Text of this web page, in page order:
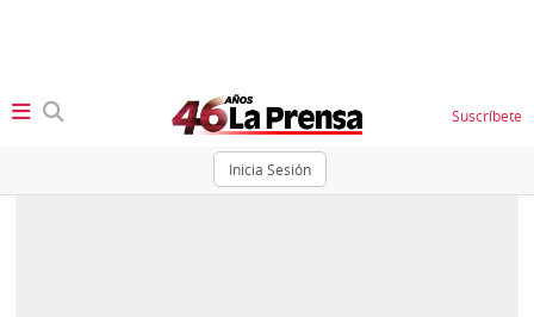
Inicia Sesión
Suscríbete